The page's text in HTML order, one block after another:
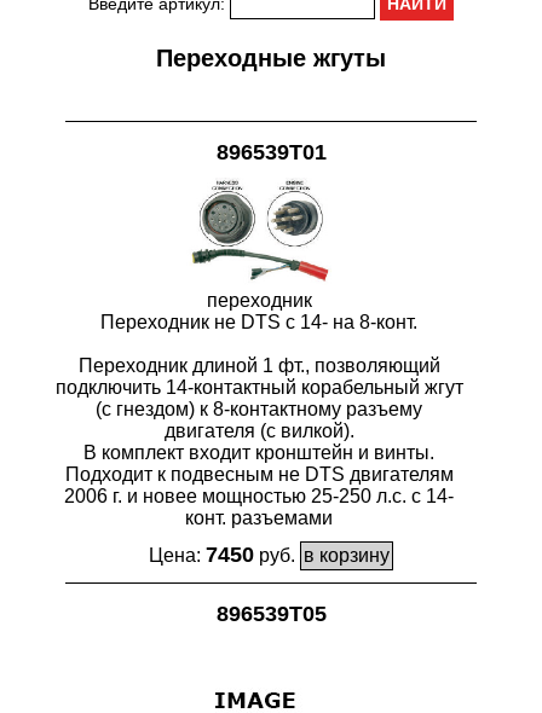
Переходные жгуты
896539T01
переходник
Переходник не DTS с 14- на 8-конт.
Переходник длиной 1 фт., позволяющий
подключить 14-контактный корабельный жгут
(с гнездом) к 8-контактному разъему
двигателя (с вилкой).
В комплект входит кронштейн и винты.
Подходит к подвесным не DTS двигателям
2006 г. и новее мощностью 25-250 л.с. с 14-
конт. разъемами
Цена: 7450 руб.
896539T05